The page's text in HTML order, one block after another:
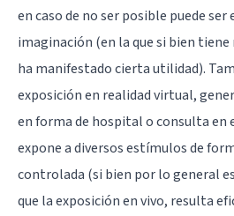
en caso de no ser posible puede ser
imaginación (en la que si bien
ha manifestado cierta utilidad).
exposición en realidad virtual,
en forma de hospital o consulta en
expone a diversos estímulos de
controlada (si bien por lo general
que la exposición en vivo, resulta